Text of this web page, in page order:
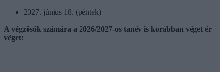
2027. június 18. (péntek)
A végzősök számára a 2026/2027-os tanév is korábban véget ér
véget: